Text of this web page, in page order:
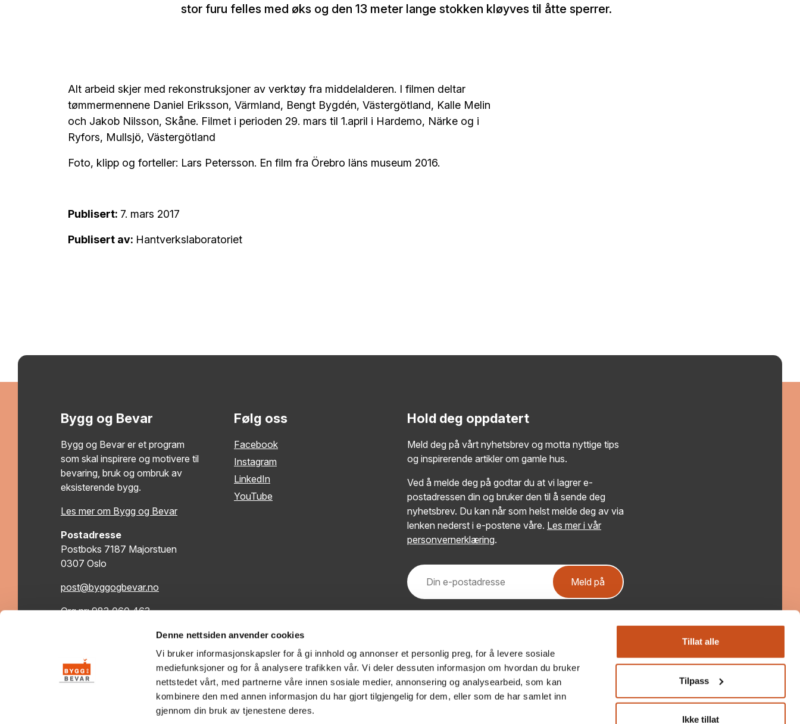
Denne nettsiden anvender cookies
Vi bruker informasjonskapsler for å gi innhold og annonser et personlig preg, for å levere sosiale
mediefunksjoner og for å analysere trafikken vår. Vi deler dessuten informasjon om hvordan du bruker
nettstedet vårt, med partnerne våre innen sosiale medier, annonsering og analysearbeid, som kan
kombinere den med annen informasjon du har gjort tilgjengelig for dem, eller som de har samlet inn
gjennom din bruk av tjenestene deres.
Tillat alle
Tilpass
Ikke tillat
stor furu felles med øks og den 13 meter lange stokken kløyves til åtte sperrer.
Alt arbeid skjer med rekonstruksjoner av verktøy fra middelalderen. I filmen deltar
tømmermennene Daniel Eriksson, Värmland, Bengt Bygdén, Västergötland, Kalle Melin
och Jakob Nilsson, Skåne. Filmet i perioden 29. mars til 1.april i Hardemo, Närke og i
Ryfors, Mullsjö, Västergötland
Foto, klipp og forteller: Lars Petersson. En film fra Örebro läns museum 2016.
Publisert: 7. mars 2017
Publisert av: Hantverkslaboratoriet
Bygg og Bevar
Bygg og Bevar er et program
som skal inspirere og motivere til
bevaring, bruk og ombruk av
eksisterende bygg.
Les mer om Bygg og Bevar
Postadresse
Postboks 7187 Majorstuen
0307 Oslo
post@byggogbevar.no
Org.nr: 983 060 463
Følg oss
Facebook
Instagram
LinkedIn
YouTube
Hold deg oppdatert
Meld deg på vårt nyhetsbrev og motta nyttige tips
og inspirerende artikler om gamle hus.
Ved å melde deg på godtar du at vi lagrer e-
postadressen din og bruker den til å sende deg
nyhetsbrev. Du kan når som helst melde deg av via
lenken nederst i e-postene våre. Les mer i vår
personvernerklæring.
Meld på
Nyhetsbrevet gir deg aktuelle saker og tips om kurs
og arrangementer. Sendes ut ca hver 3 uke
Ja, takk!